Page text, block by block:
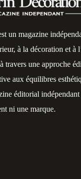
un magazine
à la décoration et à
travers une approche
aux équilibres
éditorial
ni une marque.